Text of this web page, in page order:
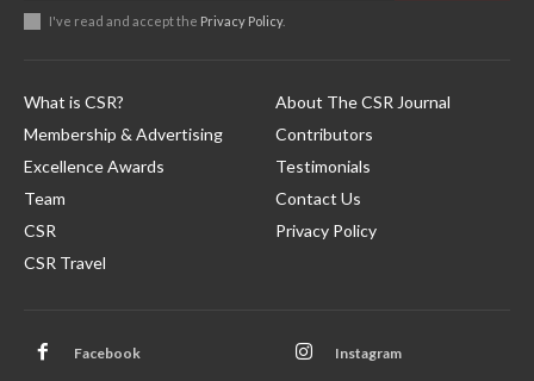
I've read and accept the Privacy Policy.
What is CSR?
Membership & Advertising
Excellence Awards
Team
CSR
CSR Travel
About The CSR Journal
Contributors
Testimonials
Contact Us
Privacy Policy
Facebook Instagram